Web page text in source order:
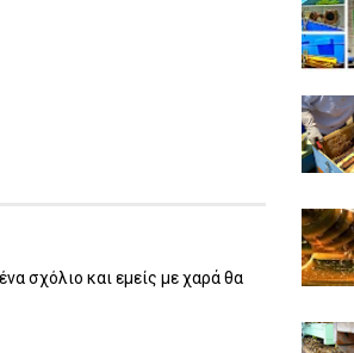
σχόλιο και εμείς με χαρά θα